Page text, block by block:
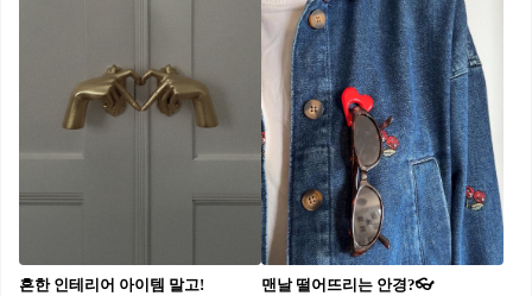
흔한 인테리어 아이템 말고!
맨날 떨어뜨리는 안경?👓